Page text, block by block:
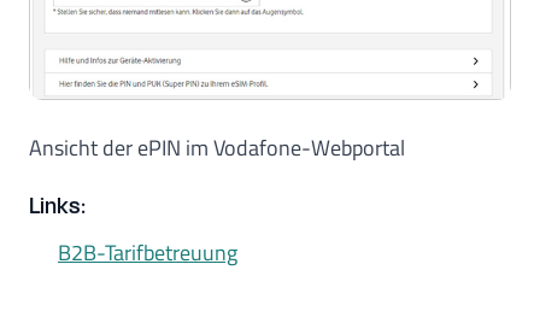
Ansicht der ePIN im Vodafone-Webportal
Links:
B2B-Tarifbetreuung